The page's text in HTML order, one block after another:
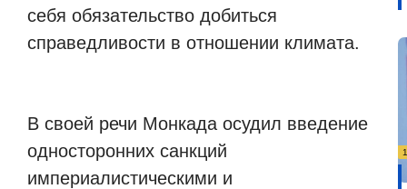
себя обязательство добиться
справедливости в отношении климата.
В своей речи Монкада осудил введение
односторонних санкций
империалистическими и